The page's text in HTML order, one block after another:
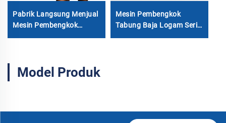
Pabrik Langsung Menjual
Mesin Pembengkok
Mesin Pembengkok
Tabung Baja Logam Seri
Model Produk